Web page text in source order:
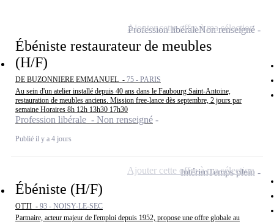
Ébéniste restaurateur de meubles
(H/F)
DE BUZONNIERE EMMANUEL - 75 - PARIS
Au sein d'un atelier installé depuis 40 ans dans le Faubourg Saint-Antoine,
restauration de meubles anciens. Mission free-lance dès septembre, 2 jours par
semaine Horaires 8h 12h 13h30 17h30
Profession libérale - Non renseigné
Publié il y a 4 jours
Profession libéraleNon renseigné
Ajouter cette offre à ma sélection
Ébéniste (H/F)
OTTI - 93 - NOISY-LE-SEC
Partnaire, acteur majeur de l'emploi depuis 1952, propose une offre globale au
IntérimTemps plein
Ajouter cette offre à ma sélection